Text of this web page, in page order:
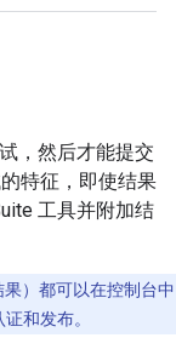
，然后才能提交
特征，即使结果
工具并附加结
果）都可以在控制台中
和发布。